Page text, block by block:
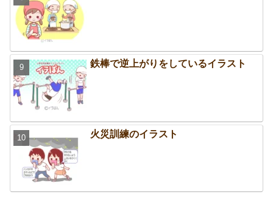
鉄棒で逆上がりをしているイラスト
火災訓練のイラスト